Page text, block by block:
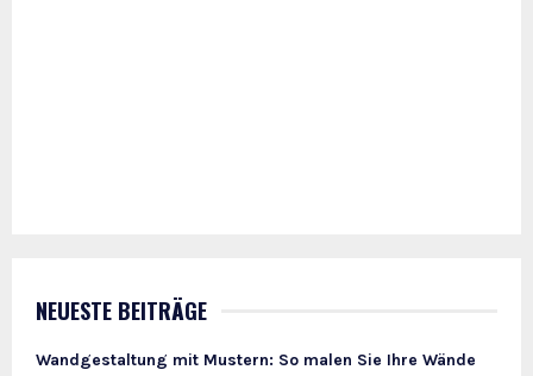
NEUESTE BEITRÄGE
Wandgestaltung mit Mustern: So malen Sie Ihre Wände